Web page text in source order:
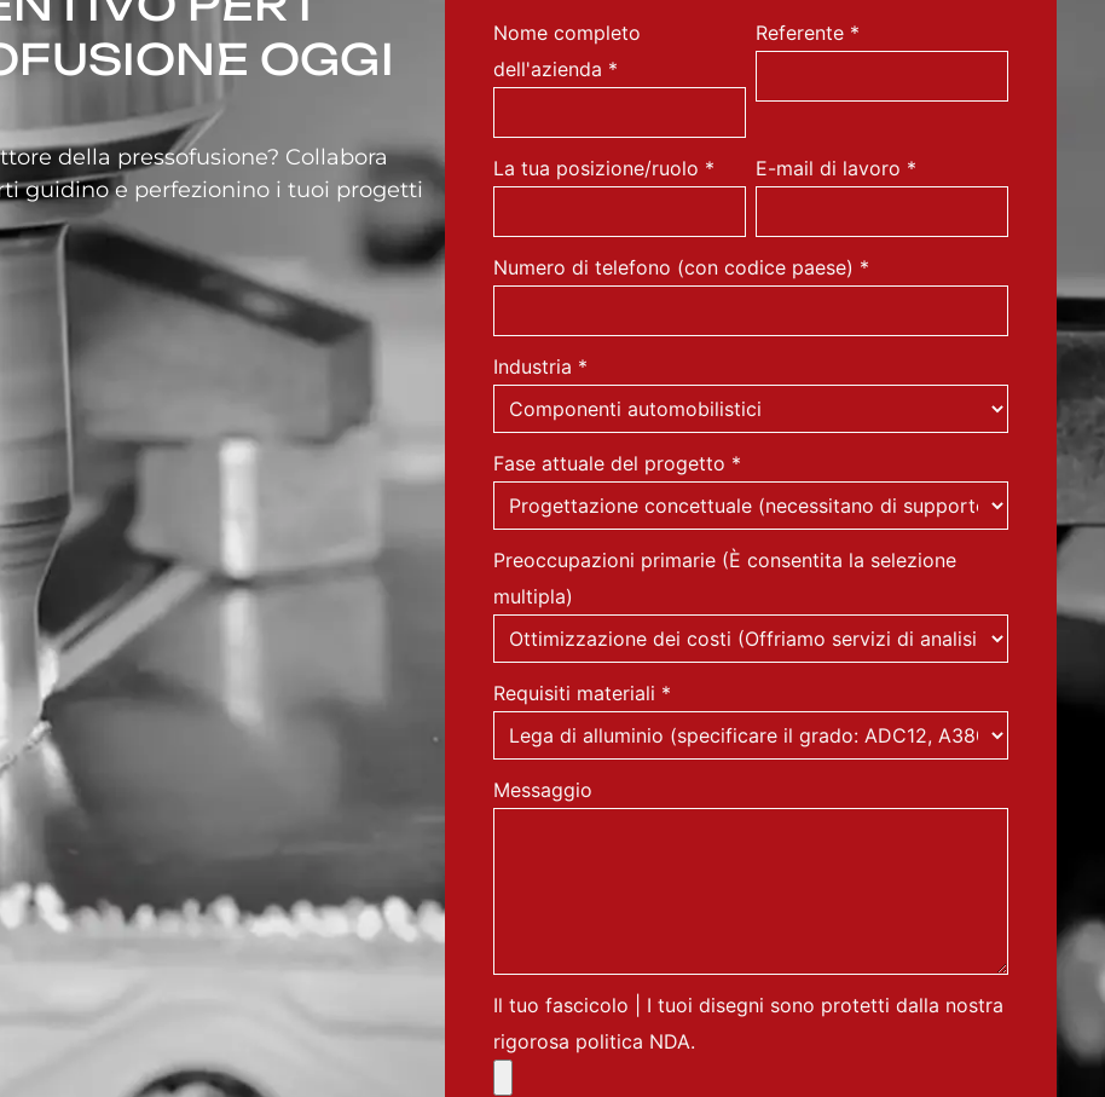
OGGI
della pressofusione? Collabora
guidino e perfezionino i tuoi progetti
Nome completo
dell'azienda *
Referente *
La tua posizione/ruolo * E-mail di lavoro *
Numero di telefono (con codice paese) *
Industria *
Fase attuale del progetto *
Preoccupazioni primarie (È consentita la selezione
multipla)
Requisiti materiali *
Messaggio
Il tuo fascicolo | I tuoi disegni sono protetti dalla nostra
rigorosa politica NDA.